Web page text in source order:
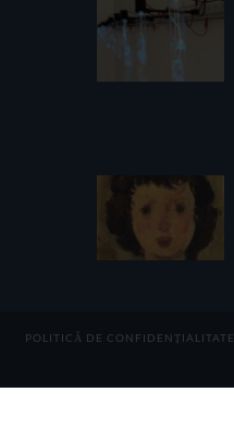
POLITICĂ DE CONFIDENȚIALITATE